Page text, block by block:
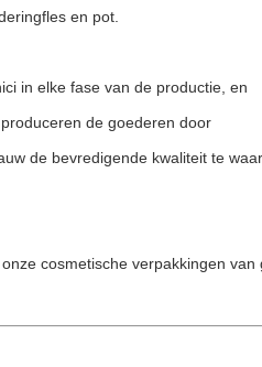
en pot.
in elke fase van de productie, en
de goederen door
de bevredigende kwaliteit te
cosmetische verpakkingen van